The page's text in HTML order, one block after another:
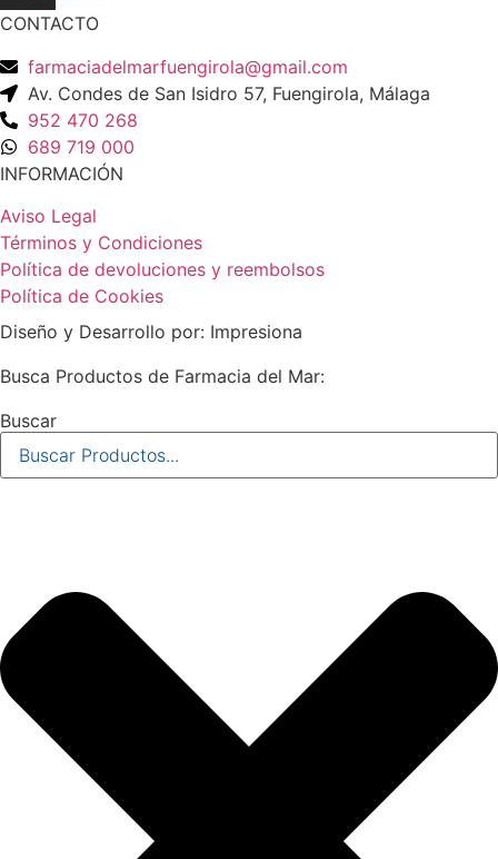
CONTACTO
farmaciadelmarfuengirola@gmail.com
Av. Condes de San Isidro 57, Fuengirola, Málaga
952 470 268
689 719 000
INFORMACIÓN
Aviso Legal
Términos y Condiciones
Política de devoluciones y reembolsos
Política de Cookies
Diseño y Desarrollo por: Impresiona​
Busca Productos de Farmacia del Mar:
Buscar